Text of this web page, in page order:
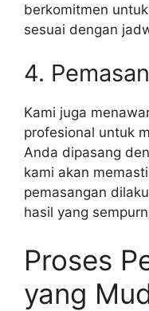
berkomitmen
sesuai dengan
4.
Kami juga
profesional untuk
Anda dipasang
kami akan
pemasangan
hasil yang
Proses
yang